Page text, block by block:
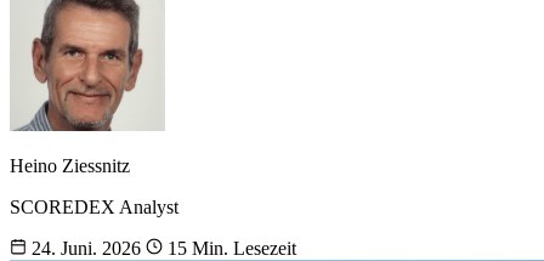
Heino Ziessnitz
SCOREDEX Analyst
24. Juni. 2026
15 Min. Lesezeit